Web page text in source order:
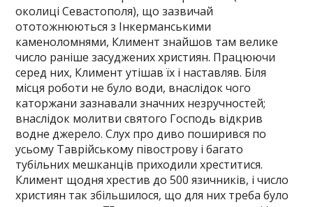
околиці Севастополя), що зазвичай
ототожнюються з Інкерманськими
каменоломнями, Климент знайшов там велике
число раніше засуджених християн. Працюючи
серед них, Климент утішав їх і наставляв. Біля
місця роботи не було води, внаслідок чого
каторжани зазнавали значних незручностей;
внаслідок молитви святого Господь відкрив
водне джерело. Слух про диво поширився по
усьому Таврійському півострову і багато
тубільних мешканців приходили хреститися.
Климент щодня хрестив до 500 язичників, і число
християн так збільшилося, що для них треба було